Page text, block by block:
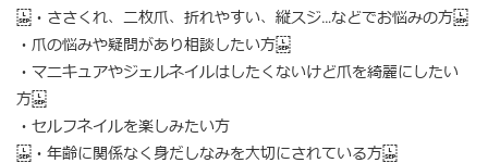
・ささくれ、二枚爪、折れやすい、縦スジ…などでお悩みの方
・爪の悩みや疑問があり相談したい方
・マニキュアやジェルネイルはしたくないけど爪を綺麗にしたい
方
・セルフネイルを楽しみたい方
・年齢に関係なく身だしなみを大切にされている方